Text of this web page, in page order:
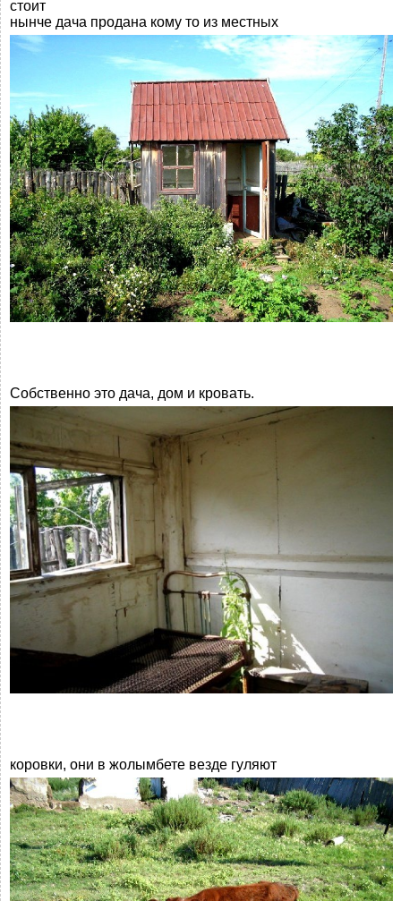
стоит
нынче дача продана кому то из местных
Собственно это дача, дом и кровать.
коровки, они в жолымбете везде гуляют